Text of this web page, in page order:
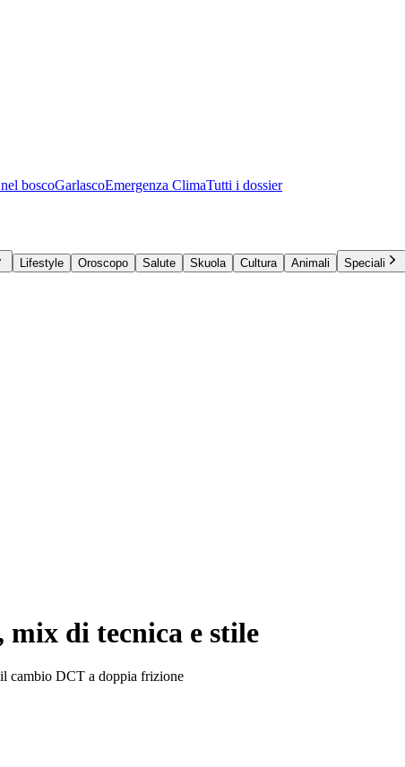
boscoGarlascoEmergenza ClimaTutti i dossier
Lifestyle Oroscopo Salute Skuola Cultura Animali
Speciali
mix di tecnica e stile
cambio DCT a doppia frizione